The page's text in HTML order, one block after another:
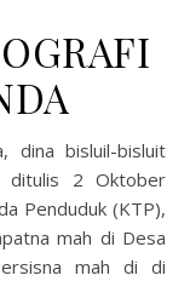
ditulis 2 Oktober
Penduduk (KTP),
mah di Desa
mah di di